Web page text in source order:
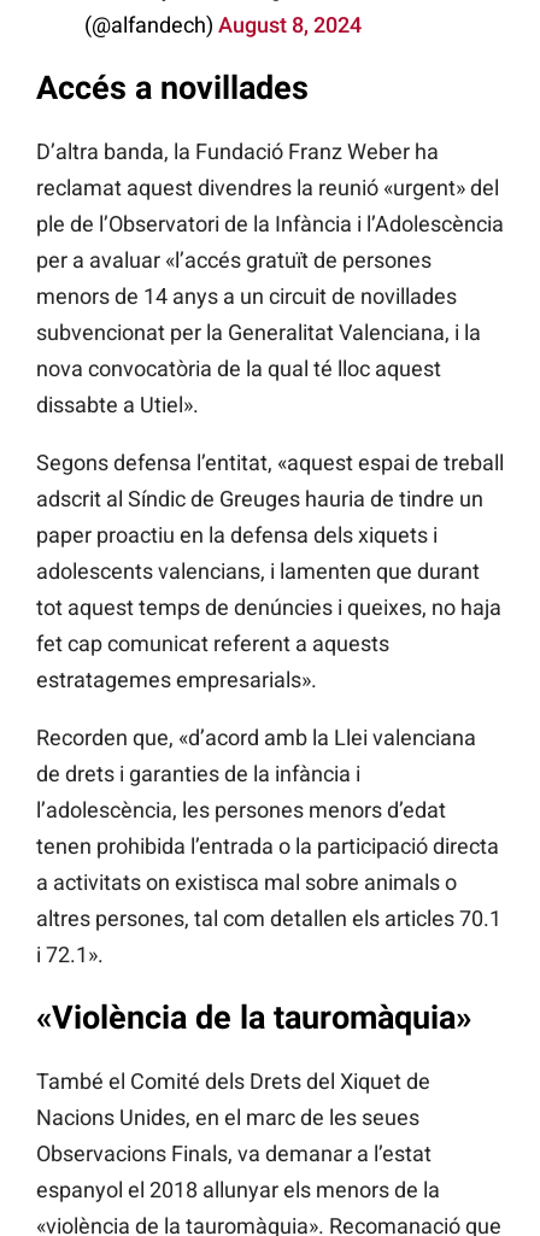
(@alfandech) August 8, 2024
Accés a novillades
D’altra banda, la Fundació Franz Weber ha
reclamat aquest divendres la reunió «urgent» del
ple de l’Observatori de la Infància i l’Adolescència
per a avaluar «l’accés gratuït de persones
menors de 14 anys a un circuit de novillades
subvencionat per la Generalitat Valenciana, i la
nova convocatòria de la qual té lloc aquest
dissabte a Utiel».
Segons defensa l’entitat, «aquest espai de treball
adscrit al Síndic de Greuges hauria de tindre un
paper proactiu en la defensa dels xiquets i
adolescents valencians, i lamenten que durant
tot aquest temps de denúncies i queixes, no haja
fet cap comunicat referent a aquests
estratagemes empresarials».
Recorden que, «d’acord amb la Llei valenciana
de drets i garanties de la infància i
l’adolescència, les persones menors d’edat
tenen prohibida l’entrada o la participació directa
a activitats on existisca mal sobre animals o
altres persones, tal com detallen els articles 70.1
i 72.1».
«Violència de la tauromàquia»
També el Comité dels Drets del Xiquet de
Nacions Unides, en el marc de les seues
Observacions Finals, va demanar a l’estat
espanyol el 2018 allunyar els menors de la
«violència de la tauromàquia». Recomanació que